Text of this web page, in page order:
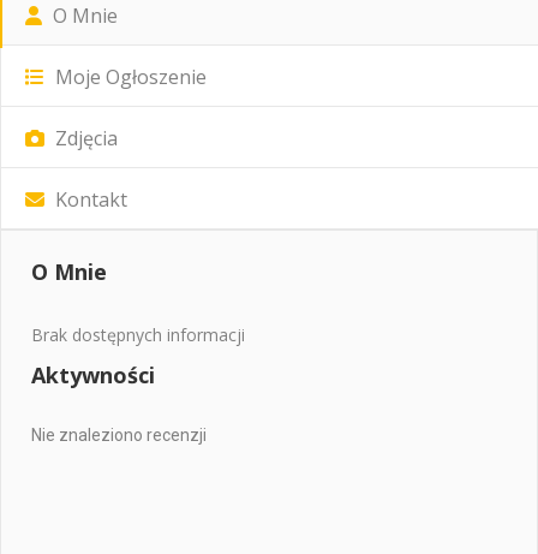
O Mnie
Moje Ogłoszenie
Zdjęcia
Kontakt
O Mnie
Brak dostępnych informacji
Aktywności
Nie znaleziono recenzji